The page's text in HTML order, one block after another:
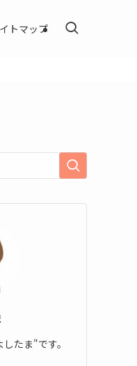
トマップ
たま"です。